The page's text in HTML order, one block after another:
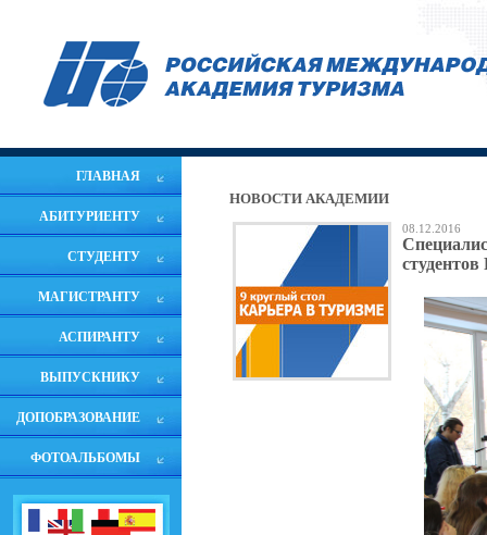
ГЛАВНАЯ
АБИТУРИЕНТУ
СТУДЕНТУ
МАГИСТРАНТУ
АСПИРАНТУ
ВЫПУСКНИКУ
ДОПОБРАЗОВАНИЕ
ФОТОАЛЬБОМЫ
НОВОСТИ АКАДЕМИИ
08.12.2016